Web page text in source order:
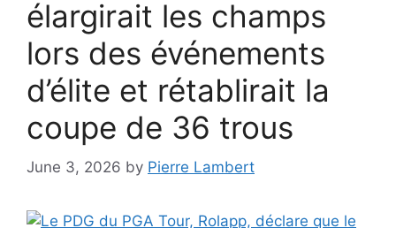
élargirait les champs
lors des événements
d’élite et rétablirait la
coupe de 36 trous
June 3, 2026 by Pierre Lambert